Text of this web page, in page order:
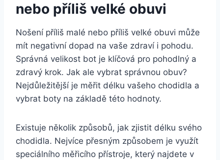
nebo příliš velké obuvi
Nošení příliš malé nebo příliš velké obuvi může
mít negativní dopad na vaše zdraví i pohodu.
Správná velikost bot je klíčová pro pohodlný a
zdravý krok. Jak ale vybrat správnou obuv?
Nejdůležitější je měřit délku vašeho chodidla a
vybrat boty na základě této hodnoty.
Existuje několik způsobů, jak zjistit délku svého
chodidla. Nejvíce přesným způsobem je využít
speciálního měřicího přístroje, který najdete v